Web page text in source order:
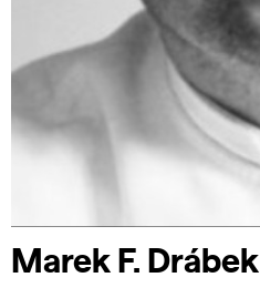
Marek F. Drábek